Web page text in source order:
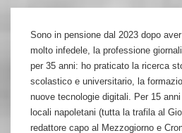
Sono in pensione dal 2023 dopo
molto infedele, la professione
per 35 anni: ho praticato la ricerca
scolastico e universitario, la
nuove tecnologie digitali. Per 15
locali napoletani (tutta la trafila al
redattore capo al Mezzogiorno e